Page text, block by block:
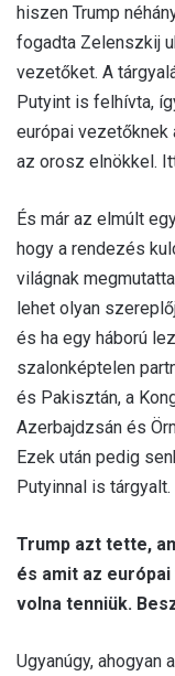
hiszen Trump
fogadta Zelenszkij
vezetőket. A
Putyint is felhívta,
európai vezetőknek
az orosz elnökkel.
És már az elmúlt
hogy a rendezés
világnak
lehet olyan
és ha egy háború
szalonképtelen
és Pakisztán, a
Azerbajdzsán és
Ezek után pedig
Putyinnal is tárgyalt.
Trump azt tette,
és amit az
volna tenniük.
Ugyanúgy, ahogyan